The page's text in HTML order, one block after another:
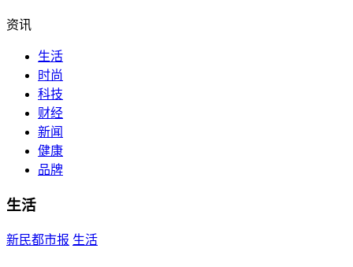
资讯
生活
时尚
科技
财经
新闻
健康
品牌
生活
新民都市报 生活